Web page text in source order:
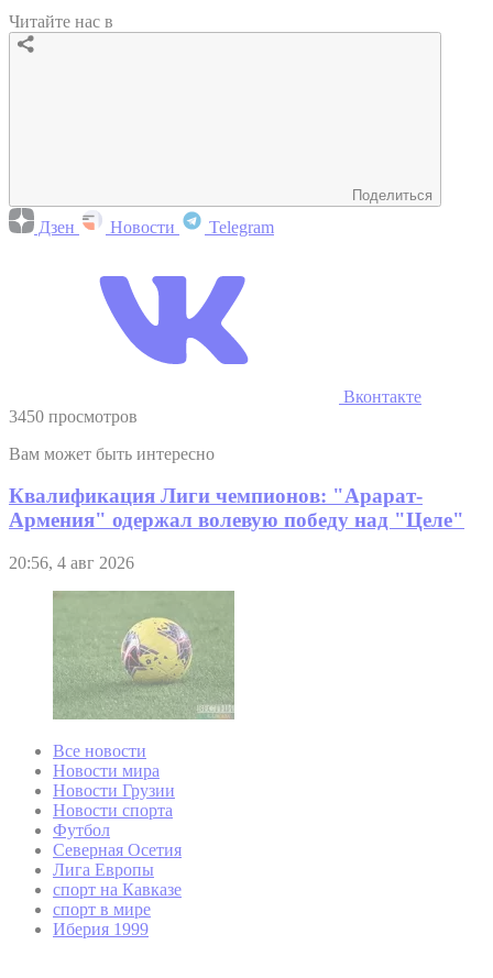
Читайте нас в
Поделиться
Дзен Новости Telegram
Вконтакте
3450 просмотров
Вам может быть интересно
Квалификация Лиги чемпионов: "Арарат-
Армения" одержал волевую победу над "Целе"
20:56, 4 авг 2026
Все новости
Новости мира
Новости Грузии
Новости спорта
Футбол
Северная Осетия
Лига Европы
спорт на Кавказе
спорт в мире
Иберия 1999